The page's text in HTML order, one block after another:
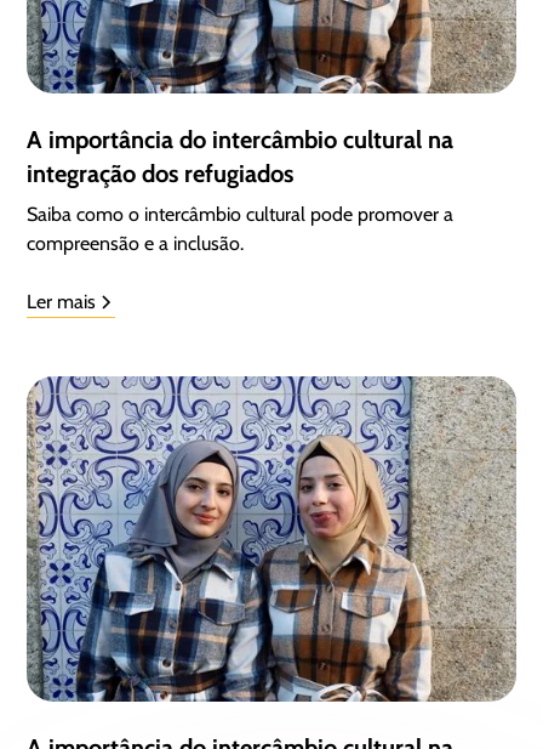
A importância do intercâmbio cultural na
integração dos refugiados
Saiba como o intercâmbio cultural pode promover a
compreensão e a inclusão.
Ler mais